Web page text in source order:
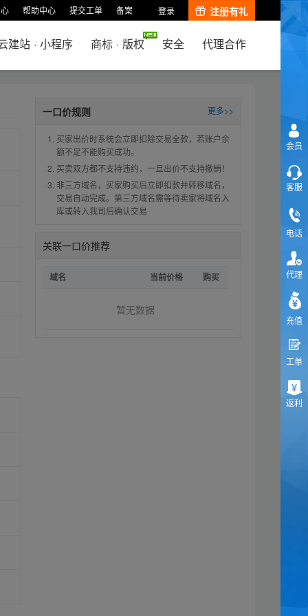
帮助中心 提交工单 备案 登录 注册有礼
建站 · 小程序 商标 · 版权 安全 代理合作
一口价规则 更多>>
买家出价时系统会立即扣除交易全款，若账户余
额不足不能购买成功。
买卖双方都不支持违约，一旦出价不支持撤销！
非三方域名，买家购买后立即扣款并转移域名，
交易自动完成。第三方域名需等待卖家将域名入
库或转入我司后确认交易
关联一口价推荐
域名 当前价格 购买
暂无数据
会员
客服
电话
代理
充值
工单
返利